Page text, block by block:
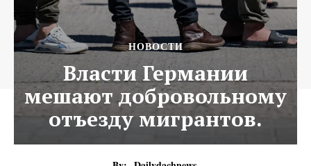
НОВОСТИ
Власти Германии
мешают добровольному
отъезду мигрантов.